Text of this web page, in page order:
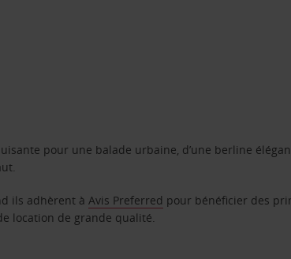
pour une balade urbaine, d’une berline
ils adhèrent àAvis Preferred pour bénéficier des
location de grande qualité.